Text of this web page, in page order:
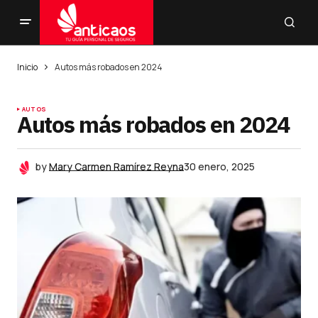
Inicio Autos más robados en 2024
AUTOS
Autos más robados en 2024
byMary Carmen Ramírez Reyna30 enero, 2025